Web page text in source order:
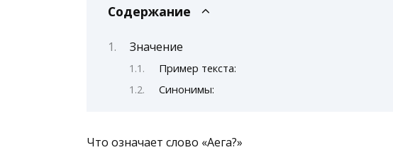
Содержание
Значение
Пример текста:
Синонимы:
Что означает слово «Аега?»